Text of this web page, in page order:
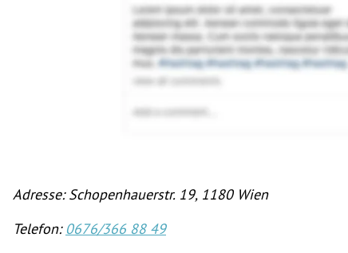
Adresse: Schopenhauerstr. 19, 1180 Wien
Telefon: 0676/366 88 49